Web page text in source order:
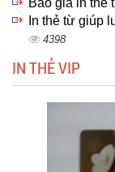
Báo giá in thẻ
In thẻ từ giúp
4398
IN THẺ VIP